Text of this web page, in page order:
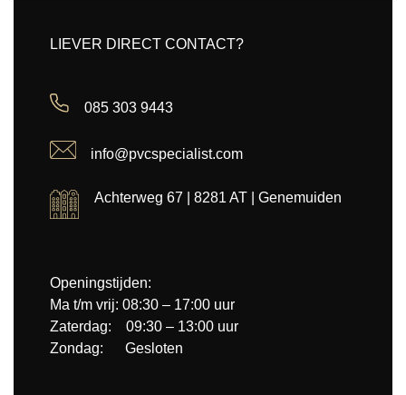
LIEVER DIRECT CONTACT?
085 303 9443
info@pvcspecialist.com
Achterweg 67 | 8281 AT | Genemuiden
Openingstijden:
Ma t/m vrij: 08:30 – 17:00 uur
Zaterdag: 09:30 – 13:00 uur
Zondag: Gesloten